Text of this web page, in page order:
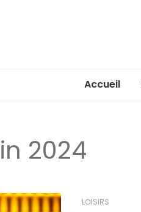
Accueil
2024
LOISIRS